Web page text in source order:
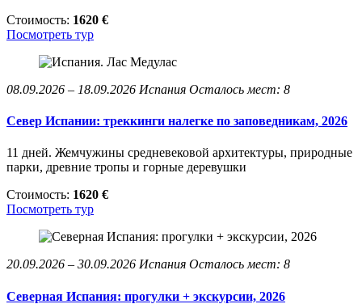
Стоимость: 1620 €
Посмотреть тур
08.09.2026 – 18.09.2026 Испания Осталось мест: 8
Север Испании: треккинги налегке по заповедникам, 2026
11 дней. Жемчужины средневековой архитектуры, природные
парки, древние тропы и горные деревушки
Стоимость: 1620 €
Посмотреть тур
20.09.2026 – 30.09.2026 Испания Осталось мест: 8
Северная Испания: прогулки + экскурсии, 2026